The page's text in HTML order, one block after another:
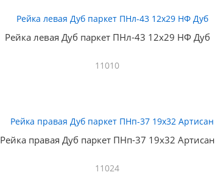
Рейка левая Дуб паркет ПНл-43 12х29 НФ Дуб
11010
Рейка правая Дуб паркет ПНп-37 19х32 Артисан
11024